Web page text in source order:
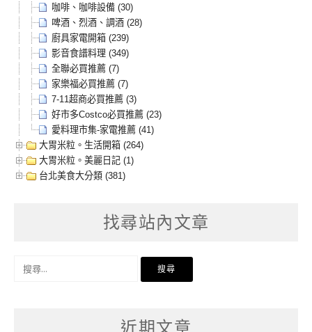
咖啡、咖啡設備 (30)
啤酒、烈酒、調酒 (28)
廚具家電開箱 (239)
影音食譜料理 (349)
全聯必買推薦 (7)
家樂福必買推薦 (7)
7-11超商必買推薦 (3)
好市多Costco必買推薦 (23)
愛料理市集-家電推薦 (41)
大胃米粒。生活開箱 (264)
大胃米粒。美麗日記 (1)
台北美食大分類 (381)
找尋站內文章
近期文章